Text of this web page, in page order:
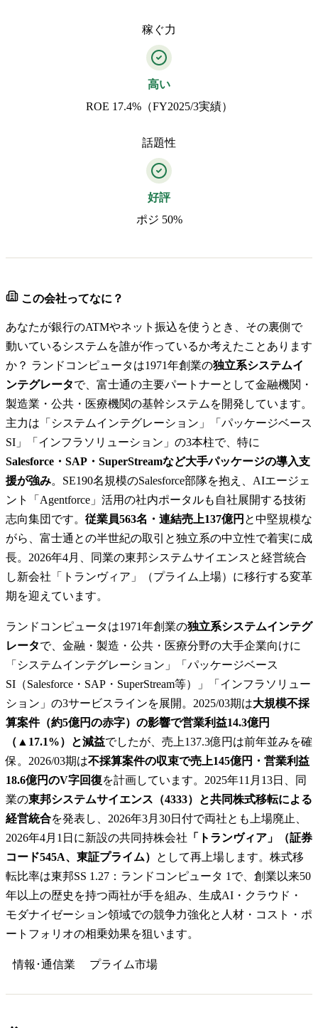
稼ぐ力
高い
ROE 17.4%（FY2025/3実績）
話題性
好評
ポジ 50%
この会社ってなに？
あなたが銀行のATMやネット振込を使うとき、その裏側で
動いているシステムを誰が作っているか考えたことあります
か？ ランドコンピュータは1971年創業の独立系システムイ
ンテグレータで、富士通の主要パートナーとして金融機関・
製造業・公共・医療機関の基幹システムを開発しています。
主力は「システムインテグレーション」「パッケージベース
SI」「インフラソリューション」の3本柱で、特に
Salesforce・SAP・SuperStreamなど大手パッケージの導入支
援が強み。SE190名規模のSalesforce部隊を抱え、AIエージェ
ント「Agentforce」活用の社内ポータルも自社展開する技術
志向集団です。 従業員563名・連結売上137億円 と中堅規模な
がら、富士通との半世紀の取引と独立系の中立性で着実に成
長。2026年4月、同業の東邦システムサイエンスと経営統合
し新会社「トランヴィア」（プライム上場）に移行する変革
期を迎えています。
ランドコンピュータは1971年創業の独立系システムインテグ
レータで、金融・製造・公共・医療分野の大手企業向けに
「システムインテグレーション」「パッケージベース
SI（Salesforce・SAP・SuperStream等）」「インフラソリュー
ション」の3サービスラインを展開。2025/03期は大規模不採
算案件（約5億円の赤字）の影響で営業利益14.3億円
（▲17.1%）と減益でしたが、売上137.3億円は前年並みを確
保。2026/03期は不採算案件の収束で売上145億円・営業利益
18.6億円のV字回復を計画しています。2025年11月13日、同
業の東邦システムサイエンス（4333）と共同株式移転による
経営統合を発表し、2026年3月30日付で両社とも上場廃止、
2026年4月1日に新設の共同持株会社 「トランヴィア」（証券
コード545A、東証プライム）
として再上場します。株式移
転比率は東邦SS 1.27：ランドコンピュータ 1で、創業以来50
年以上の歴史を持つ両社が手を組み、生成AI・クラウド・
モダナイゼーション領域での競争力強化と人材・コスト・ポ
ートフォリオの相乗効果を狙います。
情報･通信業 プライム市場